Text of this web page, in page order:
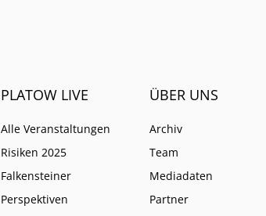
PLATOW LIVE
Alle Veranstaltungen
Risiken 2025
Falkensteiner
Perspektiven
ÜBER UNS
Archiv
Team
Mediadaten
Partner